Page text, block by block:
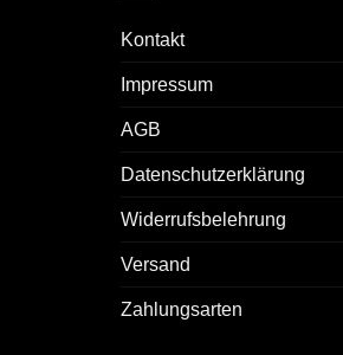
Kontakt
Impressum
AGB
Datenschutzerklärung
Widerrufsbelehrung
Versand
Zahlungsarten